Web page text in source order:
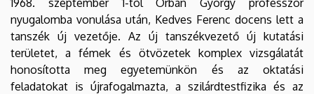
nyugalomba vonulása után, Kedves Ferenc docens lett a
tanszék új vezetője. Az új tanszékvezető új kutatási
területet, a fémek és ötvözetek komplex vizsgálatát
honosította meg egyetemünkön és az oktatási
feladatokat is újrafogalmazta, a szilárdtestfizika és az